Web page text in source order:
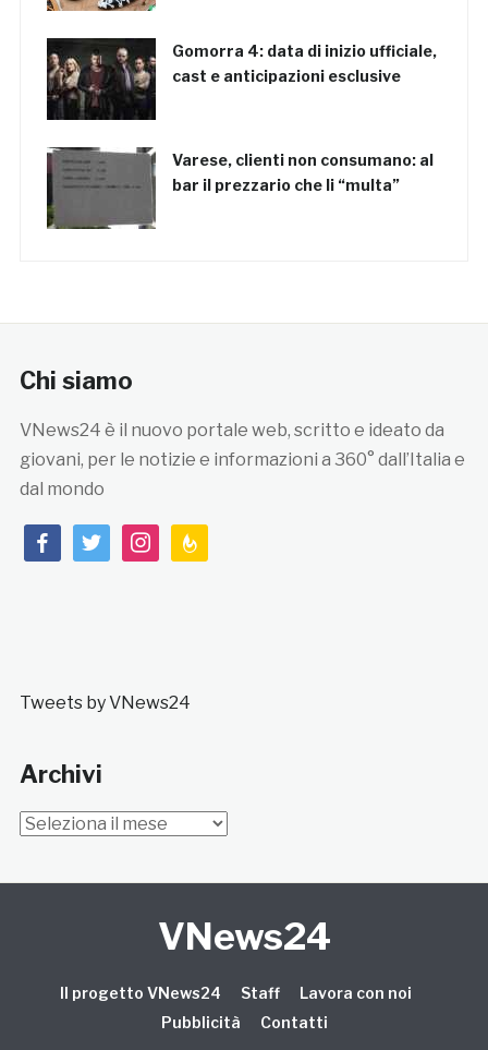
Gomorra 4: data di inizio ufficiale,
cast e anticipazioni esclusive
Varese, clienti non consumano: al
bar il prezzario che li “multa”
Chi siamo
VNews24 è il nuovo portale web, scritto e ideato da
giovani, per le notizie e informazioni a 360° dall’Italia e
dal mondo
facebooktwitterinstagramfeedburner
Tweets by VNews24
Archivi
Archivi
VNews24
Il progetto VNews24 Staff
Lavora con noi
Pubblicità
Contatti